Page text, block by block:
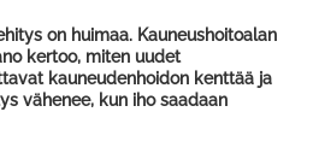
on huimaa. Kauneushoitoalan
kertoo, miten uudet
kauneudenhoidon kenttää ja
vähenee, kun iho saadaan